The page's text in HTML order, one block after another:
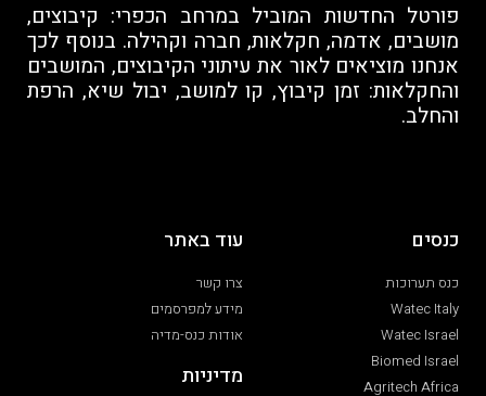
פורטל החדשות המוביל במרחב הכפרי: קיבוצים,
מושבים, אדמה, חקלאות, חברה וקהילה. בנוסף לכך
אנחנו מוציאים לאור את עיתוני הקיבוצים, המושבים
והחקלאות: זמן קיבוץ, קו למושב, יבול שיא, הרפת
והחלב.
כנסים
כנס תערוכות
Watec Italy
Watec Israel
Biomed Israel
Agritech Africa
עוד באתר
צרו קשר
מידע למפרסמים
אודות כנס-מדיה
מדיניות